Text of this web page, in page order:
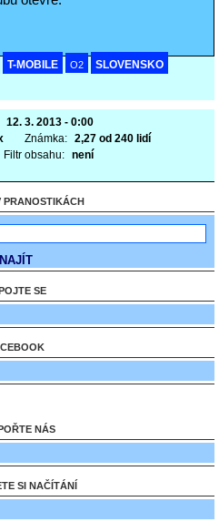
T-MOBILE O2 SLOVENSKO
12. 3. 2013 - 0:00
Známka: 2,27 od 240 lidí
Filtr obsahu: není
PRANOSTIKÁCH
SE
NÁS
SI NAČÍTÁNÍ